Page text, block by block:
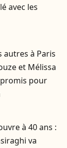
avec les
autres à Paris
et Mélissa
pour
à 40 ans :
va